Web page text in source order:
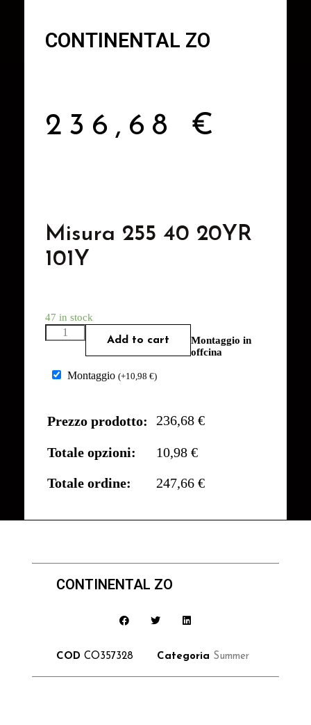
CONTINENTAL ZO
236,68 €
Misura 255 40 20YR
101Y
47 in stock
Add to cart
Montaggio in
offcina
Montaggio (+10,98 €)
Prezzo prodotto: 236,68 €
Totale opzioni:
10,98 €
Totale ordine:
247,66 €
CONTINENTAL ZO
COD CO357328 Categoria Summer